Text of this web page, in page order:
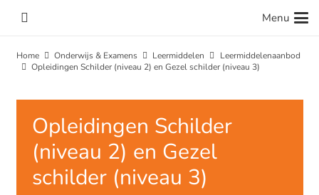
Menu
Home Onderwijs & Examens Leermiddelen
Leermiddelenaanbod
Opleidingen Schilder (niveau 2) en Gezel schilder (niveau 3)
Opleidingen Schilder
(niveau 2) en Gezel
schilder (niveau 3)